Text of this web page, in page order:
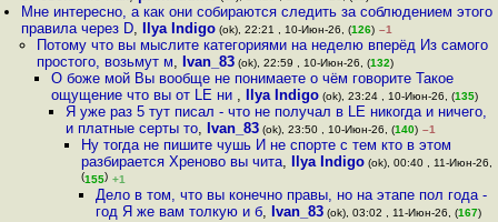
Мне интересно, а как они собираются следить за соблюдением этого
правила через D, Ilya Indigo (ok), 22:21 , 10-Июн-26, (126) –1
Потому что вы мыслите категориями на неделю вперёд Из самого
простого, возьмут м, Ivan_83(ok), 22:59 , 10-Июн-26, (132)
О боже мой Вы вообще не понимаете о чём говорите Такое
ощущение что вы от LE ни , Ilya Indigo(ok), 23:24 , 10-Июн-26, (135)
Я уже раз 5 тут писал - что не получал в LE никогда и ничего,
и платные серты то, Ivan_83 (ok), 23:50 , 10-Июн-26, (140) –1
Ну тогда не пишите чушь И не спорте с тем кто в этом
разбирается Хреново вы чита, Ilya Indigo(ok), 00:40 , 11-Июн-26,
(155) +1
Дело в том, что вы конечно правы, но на этапе пол года -
год Я же вам толкую и б, Ivan_83(ok), 03:02 , 11-Июн-26, (167)